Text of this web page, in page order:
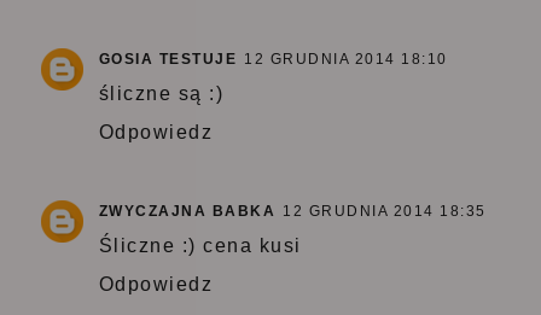
GOSIA TESTUJE 12 GRUDNIA 2014 18:10
śliczne są :)
Odpowiedz
ZWYCZAJNA BABKA 12 GRUDNIA 2014 18:35
Śliczne :) cena kusi
Odpowiedz